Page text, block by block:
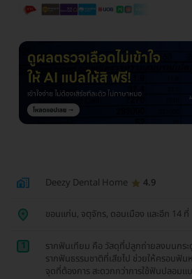
Deezy Dental Home 4.9
ขอนแก่น, จตุจักร, ดอนเมือง และอีก 14 ที่
1
รากฟันเทียม คือ วัสดุที่ปลูกถ่ายลงบนกระ
รากฟันธรรมชาติที่เสียไป ช่วยให้ครอบฟั
จุดที่ต้องการ สะดวกกว่าการใช้ฟันปลอมแ